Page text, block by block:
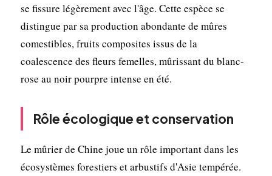
se fissure légèrement avec l'âge. Cette espèce se
distingue par sa production abondante de mûres
comestibles, fruits composites issus de la
coalescence des fleurs femelles, mûrissant du blanc-
rose au noir pourpre intense en été.
Rôle écologique et conservation
Le mûrier de Chine joue un rôle important dans les
écosystèmes forestiers et arbustifs d'Asie tempérée.